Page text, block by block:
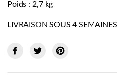
Poids : 2,7 kg
LIVRAISON SOUS 4 SEMAINES